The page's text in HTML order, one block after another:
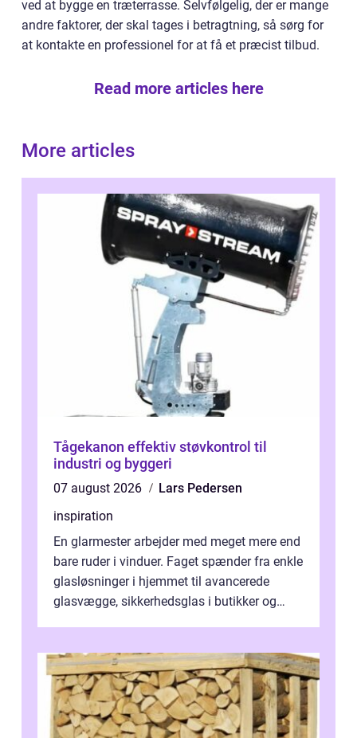
ved at bygge en træterrasse. Selvfølgelig, der er mange
andre faktorer, der skal tages i betragtning, så sørg for
at kontakte en professionel for at få et præcist tilbud.
Read more articles here
More articles
Tågekanon effektiv støvkontrol til
industri og byggeri
07 august 2026
Lars Pedersen
inspiration
En glarmester arbejder med meget mere end
bare ruder i vinduer. Faget spænder fra enkle
glasløsninger i hjemmet til avancerede
glasvægge, sikkerhedsglas i butikker og